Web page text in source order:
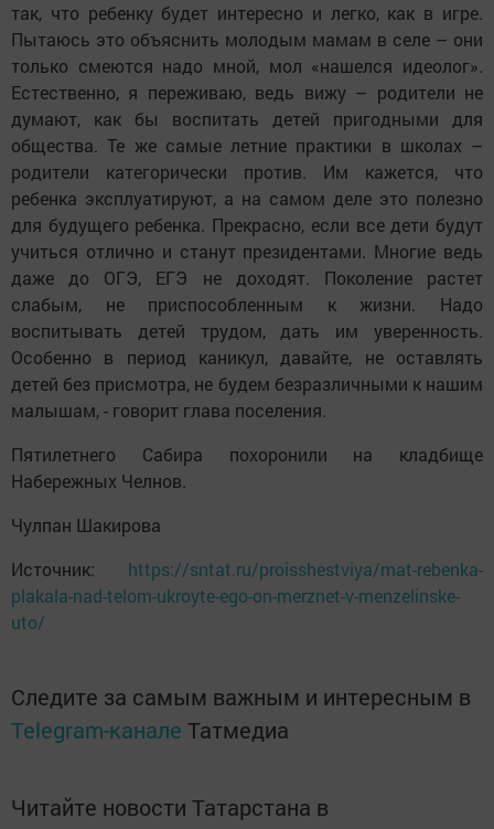
так, что ребенку будет интересно и легко, как в игре.
Пытаюсь это объяснить молодым мамам в селе – они
только смеются надо мной, мол «нашелся идеолог».
Естественно, я переживаю, ведь вижу – родители не
думают, как бы воспитать детей пригодными для
общества. Те же самые летние практики в школах –
родители категорически против. Им кажется, что
ребенка эксплуатируют, а на самом деле это полезно
для будущего ребенка. Прекрасно, если все дети будут
учиться отлично и станут президентами. Многие ведь
даже до ОГЭ, ЕГЭ не доходят. Поколение растет
слабым, не приспособленным к жизни. Надо
воспитывать детей трудом, дать им уверенность.
Особенно в период каникул, давайте, не оставлять
детей без присмотра, не будем безразличными к нашим
малышам, - говорит глава поселения.
Пятилетнего Сабира похоронили на кладбище
Набережных Челнов.
Чулпан Шакирова
Источник: https://sntat.ru/proisshestviya/mat-rebenka-
plakala-nad-telom-ukroyte-ego-on-merznet-v-menzelinske-
uto/
Следите за самым важным и интересным в
Telegram-канале Татмедиа
Читайте новости Татарстана в